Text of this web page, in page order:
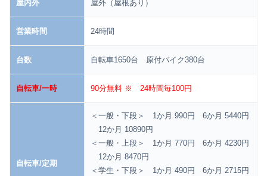
屋内外 屋外（屋根あり）
営業時間 24時間
台数 自転車1650台 原付バイク380台
自転車/一時 90分無料 ※ 24時間毎100円
自転車/定期
＜一般・下段＞ 1か月 990円 6か月 5440円
12か月 10890円
＜一般・上段＞ 1か月 770円 6か月 4230円
12か月 8470円
＜学生・下段＞ 1か月 490円 6か月 2715円